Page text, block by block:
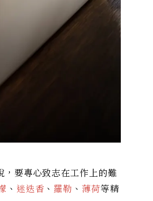
要專心致志在工作上的難
、 迷迭香 、 羅勒 、薄荷等精